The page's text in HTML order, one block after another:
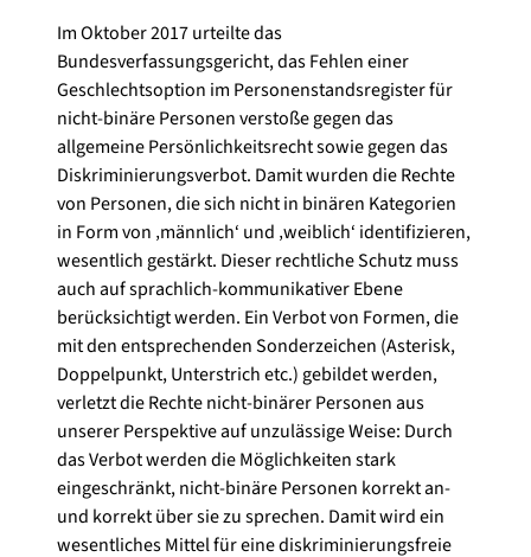
Im Oktober 2017 urteilte das
Bundesverfassungsgericht, das Fehlen einer
Geschlechtsoption im Personenstandsregister für
nicht-binäre Personen verstoße gegen das
allgemeine Persönlichkeitsrecht sowie gegen das
Diskriminierungsverbot. Damit wurden die Rechte
von Personen, die sich nicht in binären Kategorien
in Form von ‚männlich‘ und ‚weiblich‘ identifizieren,
wesentlich gestärkt. Dieser rechtliche Schutz muss
auch auf sprachlich-kommunikativer Ebene
berücksichtigt werden. Ein Verbot von Formen, die
mit den entsprechenden Sonderzeichen (Asterisk,
Doppelpunkt, Unterstrich etc.) gebildet werden,
verletzt die Rechte nicht-binärer Personen aus
unserer Perspektive auf unzulässige Weise: Durch
das Verbot werden die Möglichkeiten stark
eingeschränkt, nicht-binäre Personen korrekt an-
und korrekt über sie zu sprechen. Damit wird ein
wesentliches Mittel für eine diskriminierungsfreie